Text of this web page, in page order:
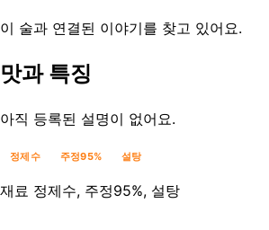
이 술과 연결된 이야기를 찾고 있어요.
맛과 특징
아직 등록된 설명이 없어요.
정제수 주정95% 설탕
재료 정제수, 주정95%, 설탕